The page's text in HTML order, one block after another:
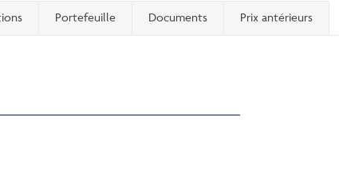
Portefeuille Documents Prix antérieurs